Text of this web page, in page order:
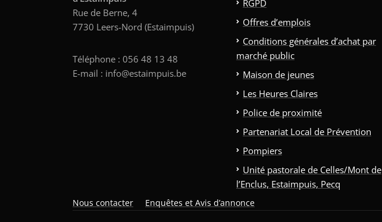
Rue de Berne, 4
7730 Leers-Nord (Estaimpuis)
Téléphone : 056 48 13 48
E-mail : info@estaimpuis.be
RGPD
Offres d’emplois
Conditions générales d’achat par
marché public
Maison de jeunes
Les Heures Claires
Police de proximité
Partenariat Local de Prévention
Pompiers
Unité pastorale de Celles/Mont de
l’Enclus, Estaimpuis, Pecq
Nous contacter Enquêtes et Avis d’annonce